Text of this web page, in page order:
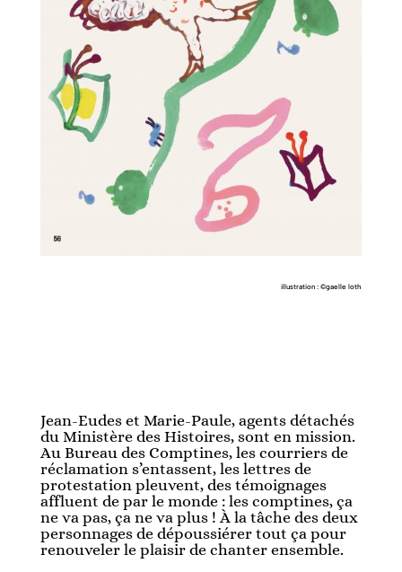
illustration : ©gaelle loth
Jean-Eudes et Marie-Paule, agents détachés
du Ministère des Histoires, sont en mission.
Au Bureau des Comptines, les courriers de
réclamation s’entassent, les lettres de
protestation pleuvent, des témoignages
affluent de par le monde : les comptines, ça
ne va pas, ça ne va plus ! À la tâche des deux
personnages de dépoussiérer tout ça pour
renouveler le plaisir de chanter ensemble.